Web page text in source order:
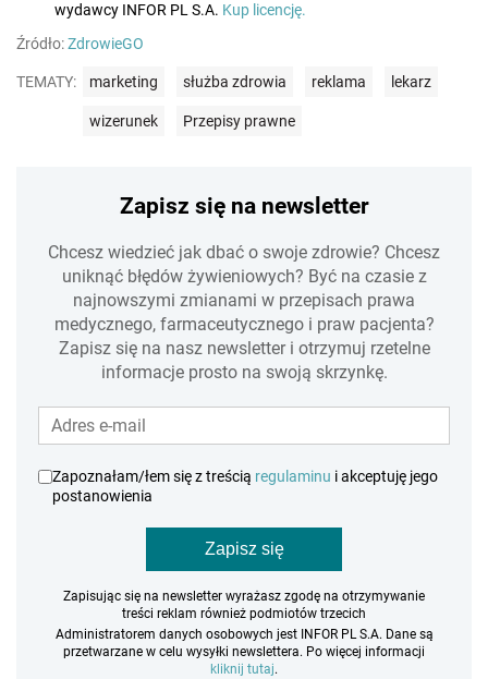
wydawcy INFOR PL S.A. Kup licencję.
Źródło:ZdrowieGO
TEMATY: marketing służba zdrowia reklama lekarz
wizerunek Przepisy prawne
Zapisz się na newsletter
Chcesz wiedzieć jak dbać o swoje zdrowie? Chcesz
uniknąć błędów żywieniowych? Być na czasie z
najnowszymi zmianami w przepisach prawa
medycznego, farmaceutycznego i praw pacjenta?
Zapisz się na nasz newsletter i otrzymuj rzetelne
informacje prosto na swoją skrzynkę.
Zapoznałam/łem się z treścią regulaminu i akceptuję jego
postanowienia
Zapisz się
Zapisując się na newsletter wyrażasz zgodę na otrzymywanie
treści reklam również podmiotów trzecich
Administratorem danych osobowych jest INFOR PL S.A. Dane są
przetwarzane w celu wysyłki newslettera. Po więcej informacji
kliknij tutaj.